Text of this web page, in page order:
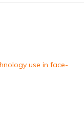
use in face-